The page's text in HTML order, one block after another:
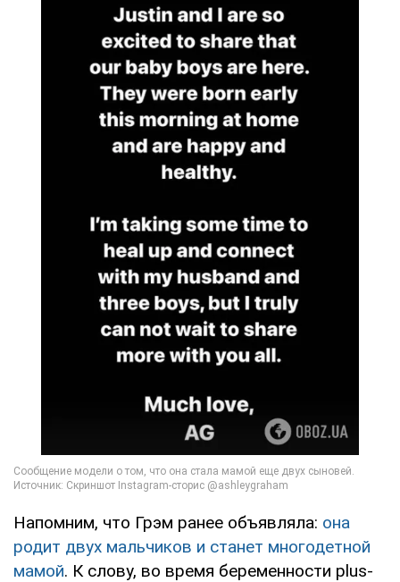
Напомним, что Грэм ранее объявляла: она
родит двух мальчиков и станет многодетной
мамой. К слову, во время беременности plus-